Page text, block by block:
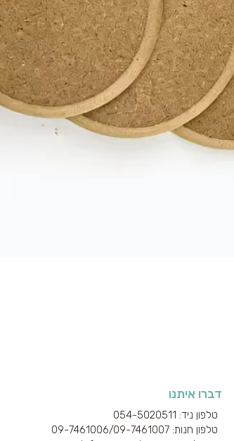
דברו איתנו
טלפון ניד: 054-5020511
טלפון חנות: 09-7461006/09-7461007